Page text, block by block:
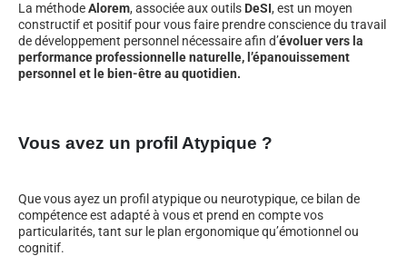
La méthodeAlorem, associée aux outils DeSI, est un moyen
constructif et positif pour vous faire prendre conscience du travail
de développement personnel nécessaire afin d’évoluer vers la
performance professionnelle naturelle, l’épanouissement
personnel et le bien-être au quotidien.
Vous avez un profil Atypique ?
Que vous ayez un profil atypique ou neurotypique, ce bilan de
compétence est adapté à vous et prend en compte vos
particularités, tant sur le plan ergonomique qu’émotionnel ou
cognitif.